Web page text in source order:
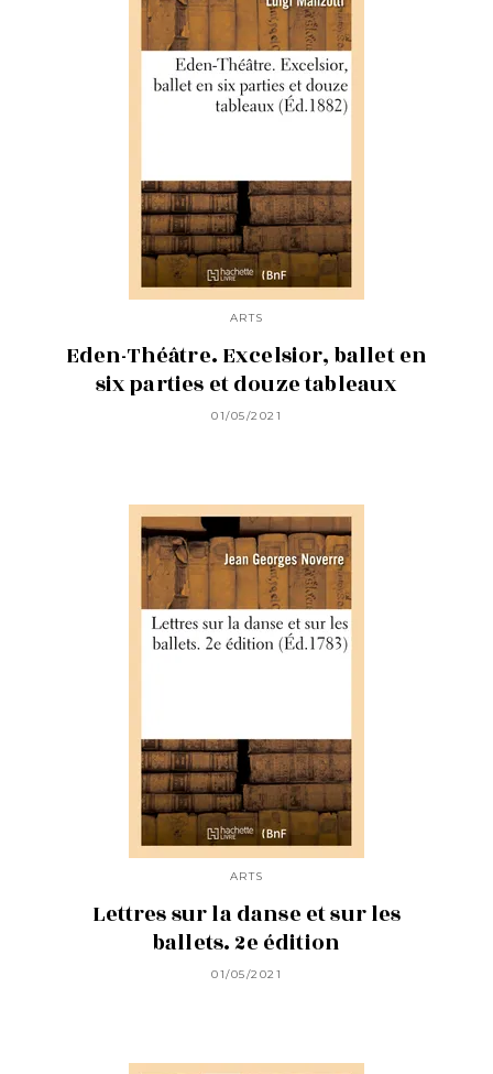
ARTS
Eden-Théâtre. Excelsior, ballet en
six parties et douze tableaux
01/05/2021
ARTS
Lettres sur la danse et sur les
ballets. 2e édition
01/05/2021